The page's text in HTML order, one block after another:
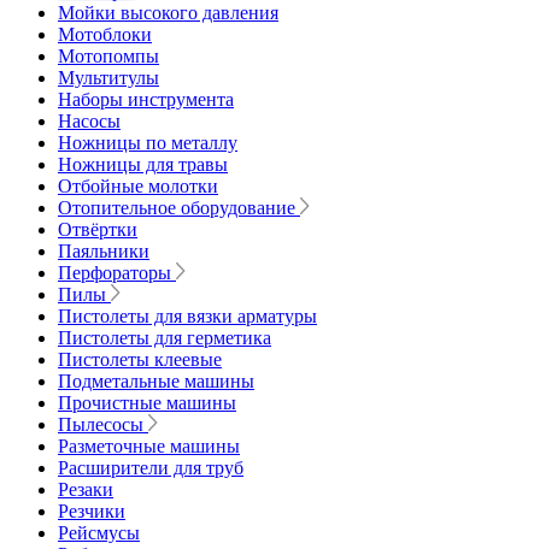
Мойки высокого давления
Мотоблоки
Мотопомпы
Мультитулы
Наборы инструмента
Насосы
Ножницы по металлу
Ножницы для травы
Отбойные молотки
Отопительное оборудование
Отвёртки
Паяльники
Перфораторы
Пилы
Пистолеты для вязки арматуры
Пистолеты для герметика
Пистолеты клеевые
Подметальные машины
Прочистные машины
Пылесосы
Разметочные машины
Расширители для труб
Резаки
Резчики
Рейсмусы